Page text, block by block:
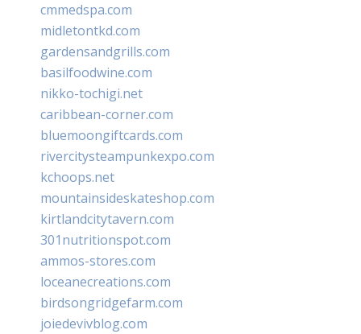
cmmedspa.com
midletontkd.com
gardensandgrills.com
basilfoodwine.com
nikko-tochigi.net
caribbean-corner.com
bluemoongiftcards.com
rivercitysteampunkexpo.com
kchoops.net
mountainsideskateshop.com
kirtlandcitytavern.com
301nutritionspot.com
ammos-stores.com
loceanecreations.com
birdsongridgefarm.com
joiedevivblog.com